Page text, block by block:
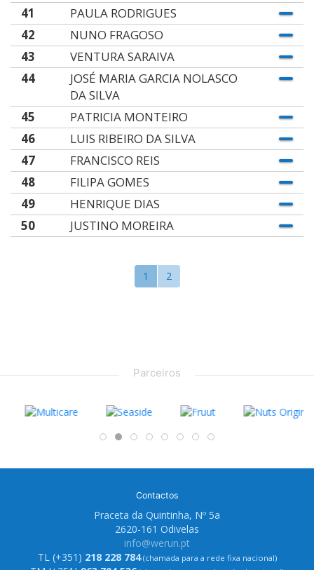
41
PAULA RODRIGUES
42
NUNO FRAGOSO
43
VENTURA SARAIVA
44
JOSÉ MARIA GARCIA NOLASCO
DA SILVA
45
PATRICIA MONTEIRO
46
LUIS RIBEIRO DA SILVA
47
FRANCISCO REIS
48
FILIPA GOMES
49
HENRIQUE DIAS
50
JUSTINO MOREIRA
1 2
Parceiros
Contactos
Praceta da Quintinha, Nº 5a
2620-161 Odivelas
info@werun.pt
TL (+351) 218 228 784(chamada para a rede fixa nacional)